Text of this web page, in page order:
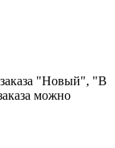
заказа "Новый", "В
можно